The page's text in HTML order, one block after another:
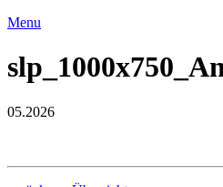
Menu
05.2026